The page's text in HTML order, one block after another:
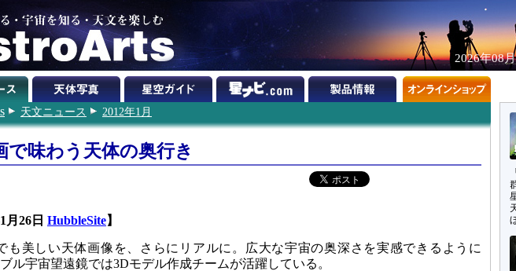
2026年08
天文ニュース 2012年1月
で味わう天体の奥行き
月26日 HubbleSite】
も美しい天体画像を、さらにリアルに。広大な宇宙の奥深さを実感できるように
ル宇宙望遠鏡では3Dモデル作成チームが活躍している。